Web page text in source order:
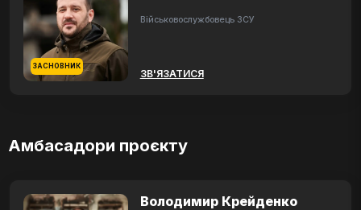
ЗАСНОВНИК
Військовослужбовець ЗСУ
ЗВ'ЯЗАТИСЯ
Амбасадори проєкту
Володимир Крейденко